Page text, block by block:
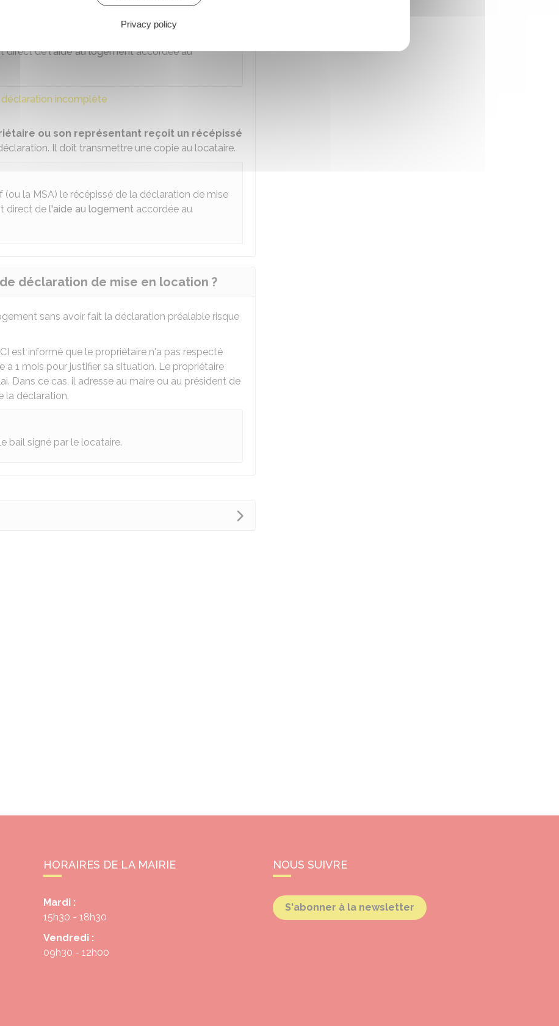
direct del'aide au logementaccordée au
déclaration incomplète
ou son représentant reçoit un récépissé
Il doit transmettre une copie au locataire.
(ou la MSA) le récépissé de la déclaration de mise
direct de l'aide au logement accordée au
déclaration de mise en location ?
sans avoir fait la déclaration préalable risque
est informé que le propriétaire n'a pas respecté
1 mois pour justifier sa situation. Le propriétaire
Dans ce cas, il adresse au maire ou au président de
la déclaration.
bail signé par le locataire.
HORAIRES DE LA MAIRIE
Mardi :
15h30 - 18h30
Vendredi :
09h30 - 12h00
NOUS SUIVRE
S'abonner à la newsletter
Privacy policy